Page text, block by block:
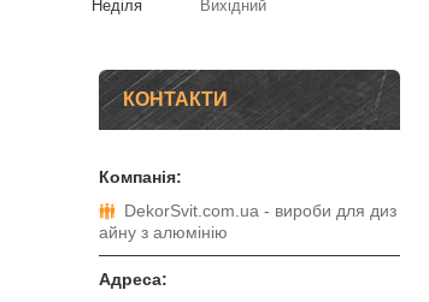
Неділя
Вихідний
КОНТАКТИ
DekorSvit.com.ua - вироби для диз
айну з алюмінію